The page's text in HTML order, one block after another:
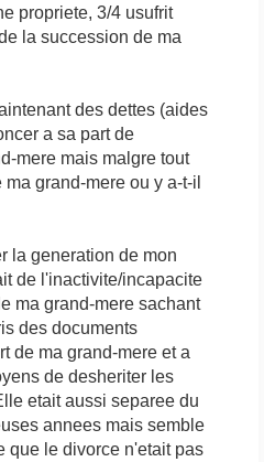
propriete, 3/4 usufrit
la succession de ma
des dettes (aides
a sa part de
mere mais malgre tout
grand-mere ou y a-t-il
la generation de mon
de l'inactivite/incapacite
ma grand-mere sachant
des documents
de ma grand-mere et a
de desheriter les
etait aussi separee du
annees mais semble
que le divorce n'etait pas